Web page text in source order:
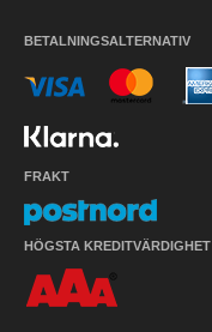
BETALNINGSALTERNATIV
FRAKT
HÖGSTA KREDITVÄRDIGHET